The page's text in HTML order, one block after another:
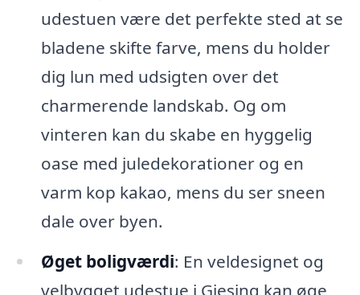
udestuen være det perfekte sted at se
bladene skifte farve, mens du holder
dig lun med udsigten over det
charmerende landskab. Og om
vinteren kan du skabe en hyggelig
oase med juledekorationer og en
varm kop kakao, mens du ser sneen
dale over byen.
Øget boligværdi: En veldesignet og
velbygget udestue i Gjesing kan øge